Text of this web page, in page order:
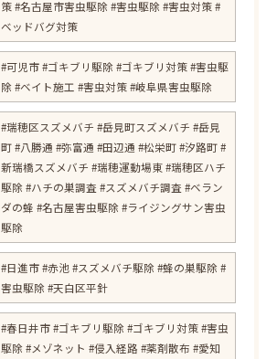
策 #名古屋市害虫駆除 #害虫駆除 #害虫対策 #
ベッドバグ対策
#可児市 #ゴキブリ駆除 #ゴキブリ対策 #害虫駆
除 #ベイト施工 #害虫対策 #岐阜県害虫駆除
#瑞穂区スズメバチ #岳見町スズメバチ #岳見
町 #八勝通 #弥富通 #田辺通 #松栄町 #汐路町 #
新瑞橋スズメバチ #瑞穂運動場東 #瑞穂区ハチ
駆除 #ハチの巣調査 #スズメバチ調査 #ベラン
ダの蜂 #名古屋害虫駆除 #ライジングサン害虫
駆除
#日進市 #赤池 #スズメバチ駆除 #蜂の巣駆除 #
害虫駆除 #天白区平針
#春日井市 #ゴキブリ駆除 #ゴキブリ対策 #害虫
駆除 #メゾネット #侵入経路 #薬剤散布 #愛知